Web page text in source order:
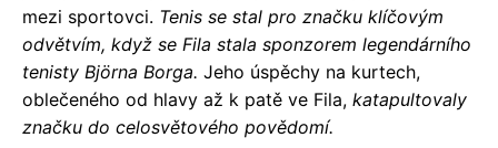
mezi sportovci. Tenis se stal pro značku klíčovým
odvětvím, když se Fila stala sponzorem legendárního
tenisty Björna Borga. Jeho úspěchy na kurtech,
oblečeného od hlavy až k patě ve Fila, katapultovaly
značku do celosvětového povědomí.